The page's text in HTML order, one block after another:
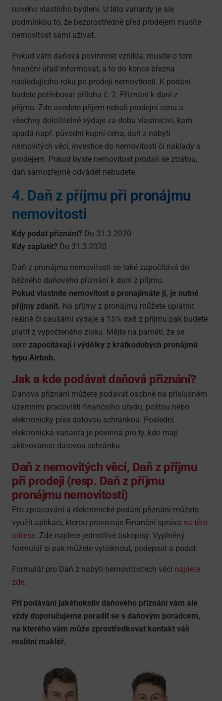
nového vlastního bydlení. U této varianty je ale
podmínkou to, že bezprostředně před prodejem musíte
nemovitost sami užívat.
Pokud vám daňová povinnost vznikla, musíte o tom
finanční úřad informovat, a to do konce března
následujícího roku po prodeji nemovitosti. K podání
budete potřebovat přílohu č. 2. Přiznání k dani z
příjmu. Zde uvedete příjem neboli prodejní cenu a
všechny doložitelné výdaje za dobu vlastnictví, kam
spadá např. původní kupní cena, daň z nabytí
nemovitých věcí, investice do nemovitosti či náklady s
prodejem. Pokud byste nemovitost prodali se ztrátou,
daň samozřejmě odvádět nebudete.
4. Daň z příjmu při pronájmu
nemovitosti
Kdy podat přiznání? Do 31.3.2020
Kdy zaplatit? Do 31.3.2020
Daň z pronájmu nemovitosti se také započítává do
běžného daňového přiznání k dani z příjmu.
Pokud vlastníte nemovitost a pronajímáte ji, je nutné
příjmy zdanit. Na příjmy z pronájmu můžete uplatnit
reálné či paušální výdaje a 15% daň z příjmu pak budete
platit z vypočteného zisku. Mějte na paměti, že se
sem započítávají i výdělky z krátkodobých pronájmů
typu Airbnb.
Jak a kde podávat daňová přiznání?
Daňová přiznání můžete podávat osobně na příslušném
územním pracovišti finančního úřadu, poštou nebo
elektronicky přes datovou schránkou. Poslední
elektronická varianta je povinná pro ty, kdo mají
aktivovanou datovou schránku.
Daň z nemovitých věcí, Daň z příjmu
při prodeji (resp. Daň z příjmu
pronájmu nemovitosti)
Pro zpracování a elektronické podání přiznání můžete
využít aplikaci, kterou provozuje Finanční správa na této
adrese. Zde najdete jednotlivé tiskopisy. Vyplněný
formulář si pak můžete vytisknout, podepsat a podat.
Formulář pro Daň z nabytí nemovitostech věcí najdete
zde.
Při podávání jakéhokoliv daňového přiznání vám ale
vždy doporučujeme poradit se s daňovým poradcem,
na kterého vám může zprostředkovat kontakt váš
realitní makléř.